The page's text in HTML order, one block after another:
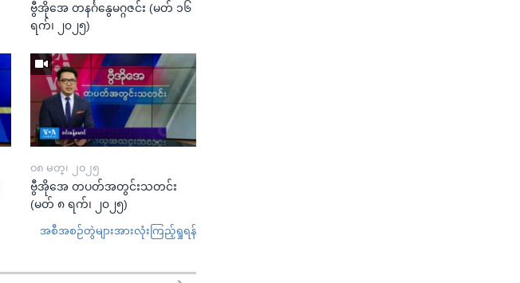
ဗွီအိုအေ တနင်္ဂနွေမဂ္ဂဇင်း (မတ် ၁၆
ရက်၊ ၂၀၂၅)
၀၈ မတ္၊ ၂၀၂၅
ဗွီအိုအေ တပတ်အတွင်းသတင်း
(မတ် ၈ ရက်၊ ၂၀၂၅)
အစီအစဉ်တွဲများအားလုံးကြည့်ရှုရန်